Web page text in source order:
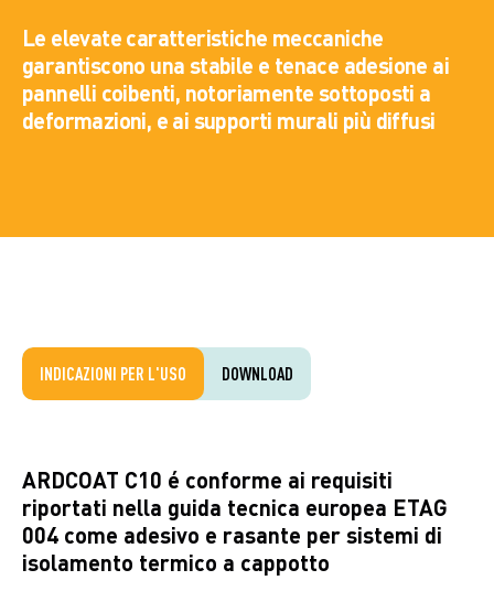
Le elevate caratteristiche meccaniche
garantiscono una stabile e tenace adesione ai
pannelli coibenti, notoriamente sottoposti a
deformazioni, e ai supporti murali più diffusi
INDICAZIONI PER L'USO DOWNLOAD
ARDCOAT C10 é conforme ai requisiti
riportati nella guida tecnica europea ETAG
004 come adesivo e rasante per sistemi di
isolamento termico a cappotto